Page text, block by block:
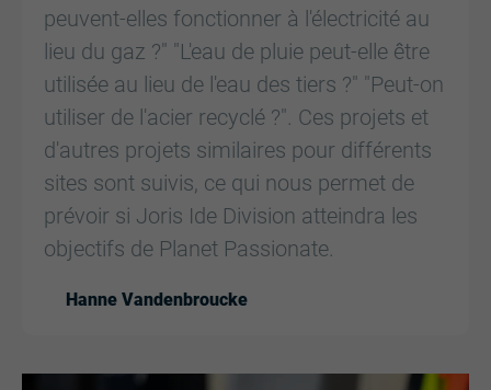
peuvent-elles fonctionner à l'électricité au
lieu du gaz ?" "L'eau de pluie peut-elle être
utilisée au lieu de l'eau des tiers ?" "Peut-on
utiliser de l'acier recyclé ?". Ces projets et
d'autres projets similaires pour différents
sites sont suivis, ce qui nous permet de
prévoir si Joris Ide Division atteindra les
objectifs de Planet Passionate.
Hanne Vandenbroucke